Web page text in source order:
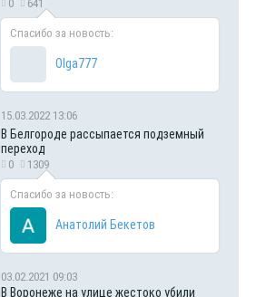
0 641
Спасибо за новость:
Olga777
15.03.2022 13:06
В Белгороде рассыпается подземный
переход
0 1309
Спасибо за новость:
Анатолий Бекетов
03.02.2021 09:03
В Воронеже на улице жестоко убили